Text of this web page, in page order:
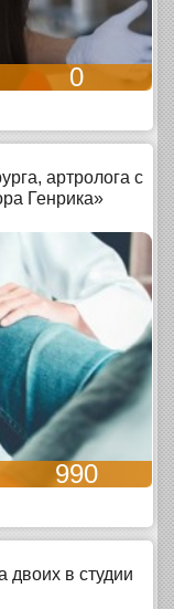
0
артролога с
Генрика»
990
в студии